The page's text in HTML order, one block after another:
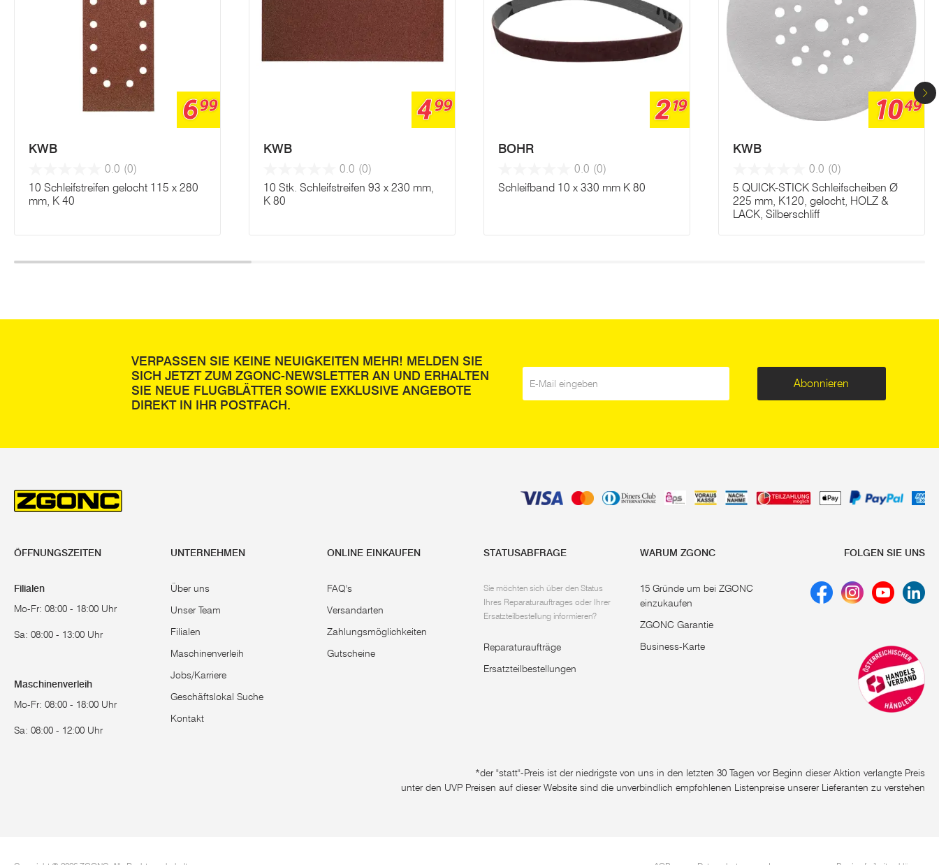
699
KWB
0.0 (0)
10 Schleifstreifen gelocht 115 x 280
mm, K 40
499
KWB
0.0 (0)
10 Stk. Schleifstreifen 93 x 230 mm,
K 80
219
BOHR
0.0 (0)
Schleifband 10 x 330 mm K 80
1049
KWB
0.0 (0)
5 QUICK-STICK Schleifscheiben Ø
225 mm, K120, gelocht, HOLZ &
LACK, Silberschliff
VERPASSEN SIE KEINE NEUIGKEITEN MEHR! MELDEN SIE
SICH JETZT ZUM ZGONC-NEWSLETTER AN UND ERHALTEN
SIE NEUE FLUGBLÄTTER SOWIE EXKLUSIVE ANGEBOTE
DIREKT IN IHR POSTFACH.
Abonnieren
ÖFFNUNGSZEITEN
Filialen
Mo-Fr: 08:00 - 18:00 Uhr
Sa: 08:00 - 13:00 Uhr
Maschinenverleih
Mo-Fr: 08:00 - 18:00 Uhr
Sa: 08:00 - 12:00 Uhr
UNTERNEHMEN
Über uns
Unser Team
Filialen
Maschinenverleih
Jobs/Karriere
Geschäftslokal Suche
Kontakt
ONLINE EINKAUFEN
FAQ's
Versandarten
Zahlungsmöglichkeiten
Gutscheine
STATUSABFRAGE
Sie möchten sich über den Status
Ihres Reparaturauftrages oder Ihrer
Ersatzteilbestellung informieren?
Reparaturaufträge
Ersatzteilbestellungen
WARUM ZGONC
15 Gründe um bei ZGONC
einzukaufen
ZGONC Garantie
Business-Karte
FOLGEN SIE UNS
*der "statt"-Preis ist der niedrigste von uns in den letzten 30 Tagen vor Beginn dieser Aktion verlangte Preis
unter den UVP Preisen auf dieser Website sind die unverbindlich empfohlenen Listenpreise unserer Lieferanten zu verstehen